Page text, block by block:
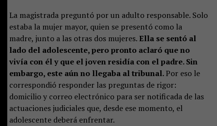
La magistrada preguntó por un adulto responsable. Solo
estaba la mujer mayor, quien se presentó como la
madre, junto a las otras dos mujeres. Ella se sentó al
lado del adolescente, pero pronto aclaró que no
vivía con él y que el joven residía con el padre. Sin
embargo, este aún no llegaba al tribunal.Por eso le
correspondió responder las preguntas de rigor:
domicilio y correo electrónico para ser notificada de las
actuaciones judiciales que, desde ese momento, el
adolescente deberá enfrentar.